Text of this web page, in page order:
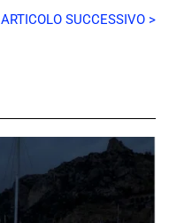
ARTICOLO SUCCESSIVO >